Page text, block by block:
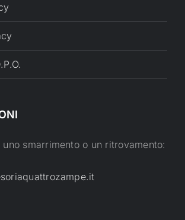
uno smarrimento o un ritrovamento: